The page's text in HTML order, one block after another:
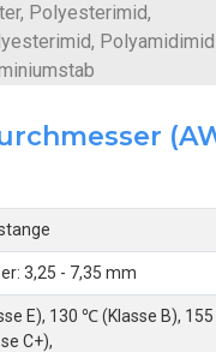
Polyesterimid,
Polyamidimid
3,25 - 7,35 mm
E), 130 ℃ (Klasse B),
C+),